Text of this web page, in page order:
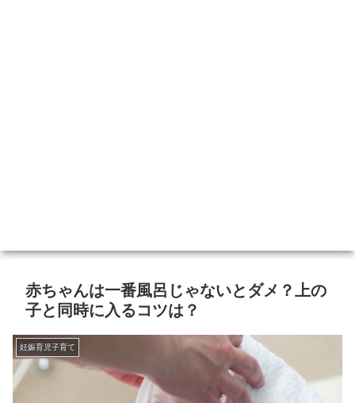
赤ちゃんは一番風呂じゃないとダメ？上の
子と同時に入るコツは？
妊娠育児子育て